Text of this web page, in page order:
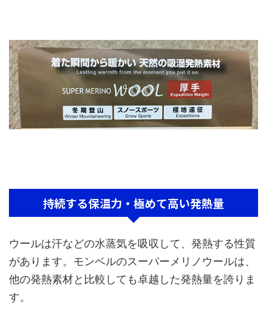
持続する保温力・極めて高い発熱量
ウールは汗などの水蒸気を吸収して、発熱する性質
があります。モンベルのスーパーメリノウールは、
他の発熱素材と比較しても卓越した発熱量を誇りま
す。